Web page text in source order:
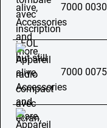
7000
7000